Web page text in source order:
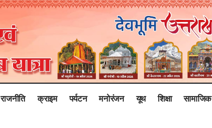
राजनीति क्राइम पर्यटन मनोरंजन यूथ शिक्षा सामाजिक